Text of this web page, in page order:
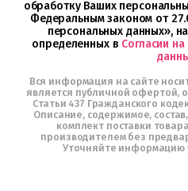
обработку Ваших
Федеральным законом от
персональных данных»,
определенных в Согласии
Вся информация на сайте
является публичной офертой,
Статьи 437 Гражданского
Описание, содержимое,
комплект поставки
производителем без
Уточняйте информацию